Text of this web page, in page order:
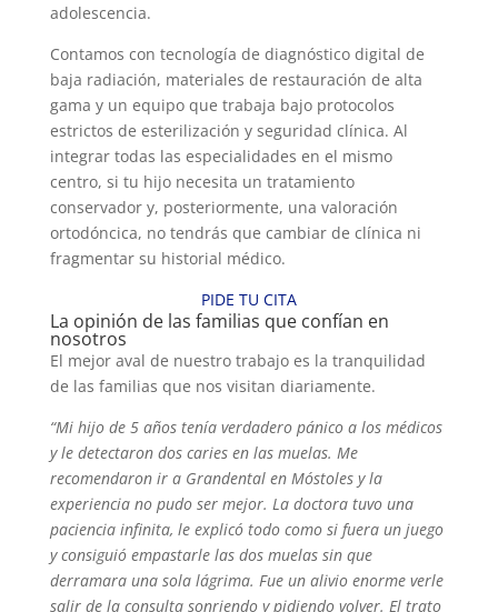
adolescencia.
Contamos con tecnología de diagnóstico digital de
baja radiación, materiales de restauración de alta
gama y un equipo que trabaja bajo protocolos
estrictos de esterilización y seguridad clínica. Al
integrar todas las especialidades en el mismo
centro, si tu hijo necesita un tratamiento
conservador y, posteriormente, una valoración
ortodóncica, no tendrás que cambiar de clínica ni
fragmentar su historial médico.
PIDE TU CITA
La opinión de las familias que confían en
nosotros
El mejor aval de nuestro trabajo es la tranquilidad
de las familias que nos visitan diariamente.
“Mi hijo de 5 años tenía verdadero pánico a los médicos
y le detectaron dos caries en las muelas. Me
recomendaron ir a Grandental en Móstoles y la
experiencia no pudo ser mejor. La doctora tuvo una
paciencia infinita, le explicó todo como si fuera un juego
y consiguió empastarle las dos muelas sin que
derramara una sola lágrima. Fue un alivio enorme verle
salir de la consulta sonriendo y pidiendo volver. El trato